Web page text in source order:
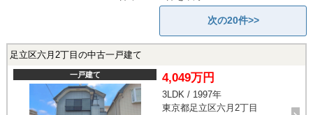
次の20件>>
足立区六月2丁目の中古一戸建て
一戸建て 4,049万円
3LDK / 1997年
東京都足立区六月2丁目